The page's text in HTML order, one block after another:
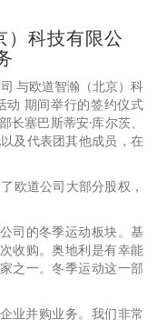
）科技有限公
与欧道智瀚（北京）科
动 期间举行的签约仪式
塞巴斯蒂安·库尔茨、
及代表团其他成员，在
欧道公司大部分股权，
司的冬季运动板块。基
收购。奥地利是有幸能
之一。冬季运动这一部
业并购业务。我们非常